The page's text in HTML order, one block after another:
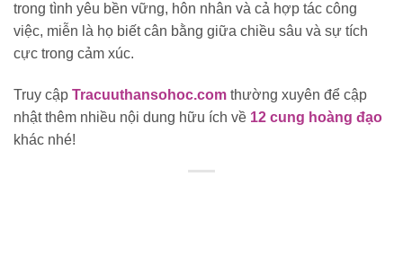
trong tình yêu bền vững, hôn nhân và cả hợp tác công
việc, miễn là họ biết cân bằng giữa chiều sâu và sự tích
cực trong cảm xúc.
Truy cập Tracuuthansohoc.com thường xuyên để cập
nhật thêm nhiều nội dung hữu ích về 12 cung hoàng đạo
khác nhé!